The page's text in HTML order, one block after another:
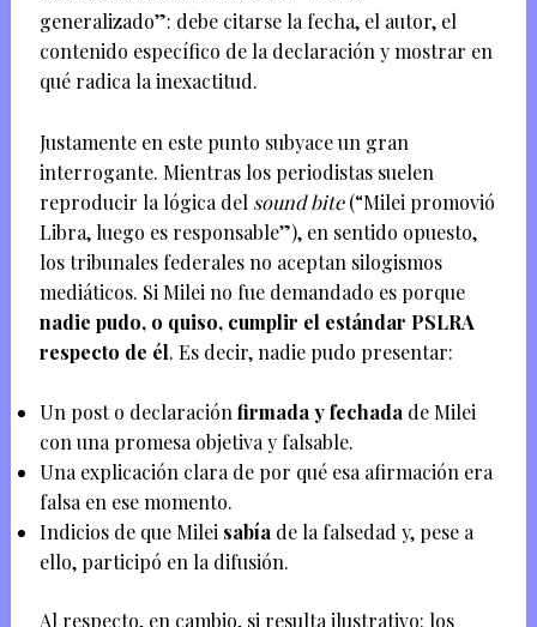
generalizado”: debe citarse la fecha, el autor, el
contenido específico de la declaración y mostrar en
qué radica la inexactitud.
Justamente en este punto subyace un gran
interrogante. Mientras los periodistas suelen
reproducir la lógica del sound bite(“Milei promovió
Libra, luego es responsable”), en sentido opuesto,
los tribunales federales no aceptan silogismos
mediáticos. Si Milei no fue demandado es porque
nadie pudo, o quiso, cumplir el estándar PSLRA
respecto de él. Es decir, nadie pudo presentar:
Un post o declaraciónfirmada y fechadade Milei
con una promesa objetiva y falsable.
Una explicación clara de por qué esa afirmación era
falsa en ese momento.
Indicios de que Milei sabíade la falsedad y, pese a
ello, participó en la difusión.
Al respecto, en cambio, si resulta ilustrativo: los